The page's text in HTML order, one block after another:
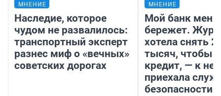
МНЕНИЕ
Наследие, которое
чудом не развалилось:
транспортный эксперт
разнес миф о «вечных»
советских дорогах
МНЕНИЕ
Мой банк меня
бережет.
хотела снять
тысяч, чтобы
кредит, — к
приехала
безопасности